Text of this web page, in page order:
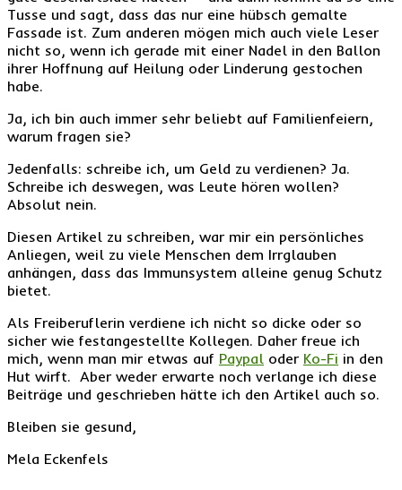
Tusse und sagt, dass das nur eine hübsch gemalte
Fassade ist. Zum anderen mögen mich auch viele Leser
nicht so, wenn ich gerade mit einer Nadel in den Ballon
ihrer Hoffnung auf Heilung oder Linderung gestochen
habe.
Ja, ich bin auch immer sehr beliebt auf Familienfeiern,
warum fragen sie?
Jedenfalls: schreibe ich, um Geld zu verdienen? Ja.
Schreibe ich deswegen, was Leute hören wollen?
Absolut nein.
Diesen Artikel zu schreiben, war mir ein persönliches
Anliegen, weil zu viele Menschen dem Irrglauben
anhängen, dass das Immunsystem alleine genug Schutz
bietet.
Als Freiberuflerin verdiene ich nicht so dicke oder so
sicher wie festangestellte Kollegen. Daher freue ich
mich, wenn man mir etwas auf Paypal oder Ko-Fi in den
Hut wirft. Aber weder erwarte noch verlange ich diese
Beiträge und geschrieben hätte ich den Artikel auch so.
Bleiben sie gesund,
Mela Eckenfels